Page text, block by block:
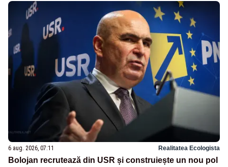
6 aug. 2026, 07:11 Realitatea Ecologista
Bolojan recrutează din USR și construiește un nou pol